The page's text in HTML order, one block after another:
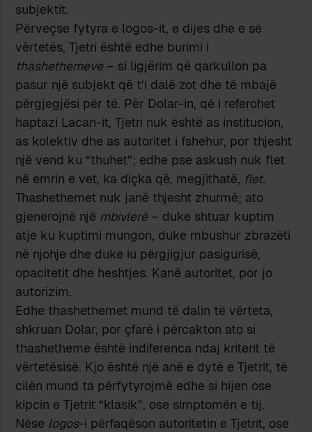
subjektit.
Përveçse fytyra e logos-it, e dijes dhe e së
vërtetës, Tjetri është edhe burimi i
thashethemeve – si ligjërim që qarkullon pa
pasur një subjekt që t’i dalë zot dhe të mbajë
përgjegjësi për të. Për Dolar-in, që i referohet
haptazi Lacan-it, Tjetri nuk është as institucion,
as kolektiv dhe as autoritet i fshehur, por thjesht
një vend ku “thuhet”; edhe pse askush nuk flet
në emrin e vet, ka diçka që, megjithatë, flet.
Thashethemet nuk janë thjesht zhurmë; ato
gjenerojnë një mbivlerë – duke shtuar kuptim
atje ku kuptimi mungon, duke mbushur zbrazëti
në njohje dhe duke iu përgjigjur pasigurisë,
opacitetit dhe heshtjes. Kanë autoritet, por jo
autorizim.
Edhe thashethemet mund të dalin të vërteta,
shkruan Dolar, por çfarë i përcakton ato si
thashetheme është indiferenca ndaj kriterit të
vërtetësisë. Kjo është një anë e dytë e Tjetrit, të
cilën mund ta përfytyrojmë edhe si hijen ose
kipcin e Tjetrit “klasik”, ose simptomën e tij.
Nëse logos-i përfaqëson autoritetin e Tjetrit, ose